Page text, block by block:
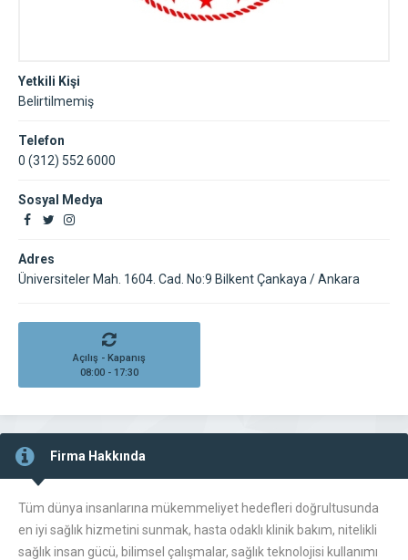
Yetkili Kişi
Belirtilmemiş
Telefon
0 (312) 552 6000
Sosyal Medya
Adres
Üniversiteler Mah. 1604. Cad. No:9 Bilkent Çankaya / Ankara
Açılış - Kapanış
08:00 - 17:30
Firma Hakkında
Tüm dünya insanlarına mükemmeliyet hedefleri doğrultusunda
en iyi sağlık hizmetini sunmak, hasta odaklı klinik bakım, nitelikli
sağlık insan gücü, bilimsel çalışmalar, sağlık teknolojisi kullanımı